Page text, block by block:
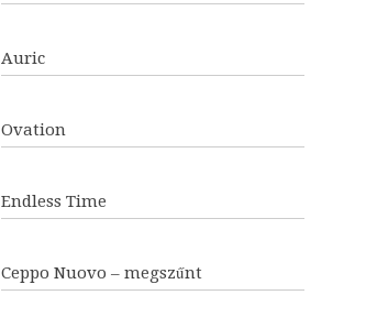
Auric
Ovation
Endless Time
Ceppo Nuovo – megszűnt